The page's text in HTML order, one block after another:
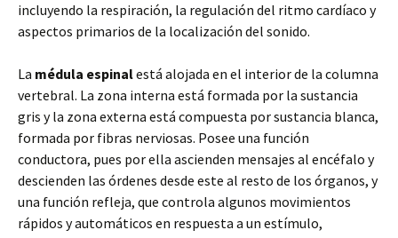
incluyendo la respiración, la regulación del ritmo cardíaco y
aspectos primarios de la localización del sonido.
La médula espinalestá alojada en el interior de la columna
vertebral. La zona interna está formada por la sustancia
gris y la zona externa está compuesta por sustancia blanca,
formada por fibras nerviosas. Posee una función
conductora, pues por ella ascienden mensajes al encéfalo y
descienden las órdenes desde este al resto de los órganos, y
una función refleja, que controla algunos movimientos
rápidos y automáticos en respuesta a un estímulo,